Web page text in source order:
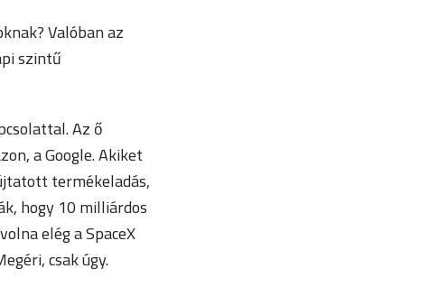
Valóban az
szintű
Az ő
a Google. Akiket
termékeladás,
hogy 10 milliárdos
elég a SpaceX
csak úgy.